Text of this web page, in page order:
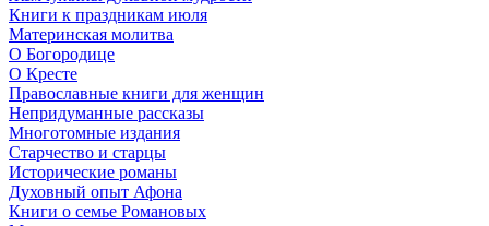
Книги к праздникам июля
Материнская молитва
О Богородице
О Кресте
Православные книги для женщин
Непридуманные рассказы
Многотомные издания
Старчество и старцы
Исторические романы
Духовный опыт Афона
Книги о семье Романовых